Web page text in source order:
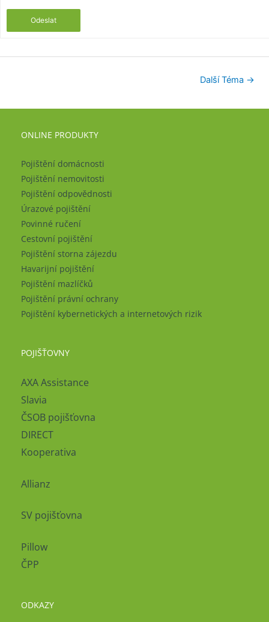
Odeslat
Další Téma →
ONLINE PRODUKTY
Pojištění domácnosti
Pojištění nemovitosti
Pojištění odpovědnosti
Úrazové pojištění
Povinné ručení
Cestovní pojištění
Pojištění storna zájezdu
Havarijní pojištění
Pojištění mazlíčků
Pojištění právní ochrany
Pojištění kybernetických a internetových rizik
POJIŠŤOVNY
AXA Assistance
Slavia
ČSOB pojišťovna
DIRECT
Kooperativa
Allianz
SV pojišťovna
Pillow
ČPP
ODKAZY